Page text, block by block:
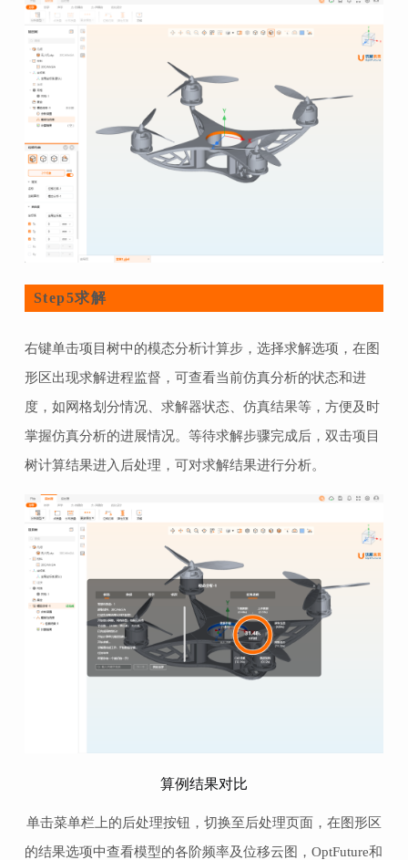
Step5求解
右键单击项目树中的模态分析计算步，选择求解选项，在图
形区出现求解进程监督，可查看当前仿真分析的状态和进
度，如网格划分情况、求解器状态、仿真结果等，方便及时
掌握仿真分析的进展情况。等待求解步骤完成后，双击项目
树计算结果进入后处理，可对求解结果进行分析。
算例结果对比
单击菜单栏上的后处理按钮，切换至后处理页面，在图形区
的结果选项中查看模型的各阶频率及位移云 图，OptFuture和